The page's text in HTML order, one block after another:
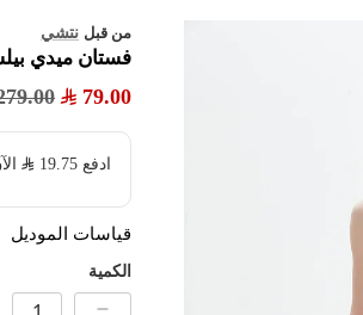
من قبل نتشي
فستان ميدي
79.00
ادفع 19.75 الآن
قياسات الموديل
الكمية